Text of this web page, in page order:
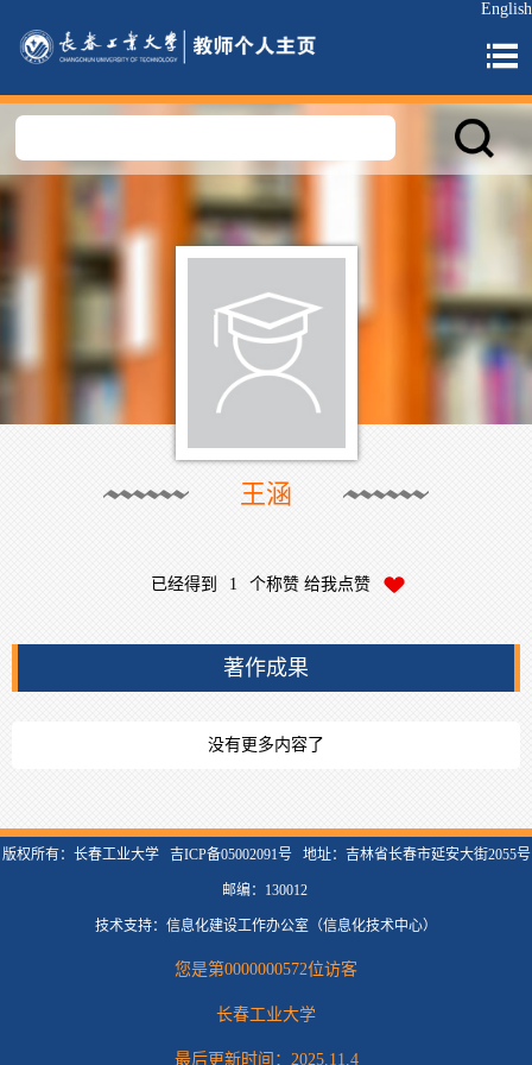
English
王涵
已经得到 1 个称赞 给我点赞
著作成果
没有更多内容了
版权所有：长春工业大学 吉ICP备05002091号 地址：吉林省长春市延安大街2055号
邮编：130012
技术支持：信息化建设工作办公室（信息化技术中心）
您是第0000000572位访客
长春工业大学
最后更新时间： 2025.11.4